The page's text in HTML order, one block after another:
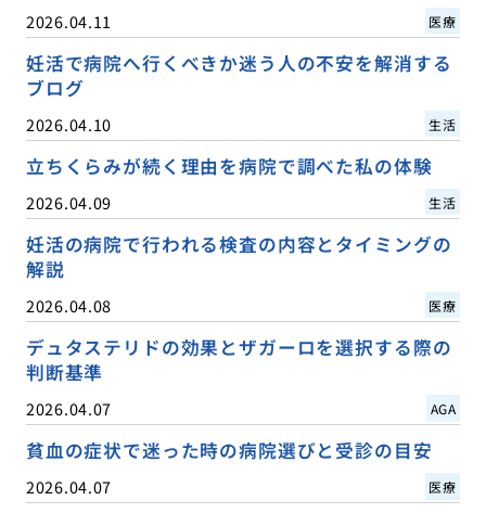
2026.04.11 医療
妊活で病院へ行くべきか迷う人の不安を解消する
ブログ
2026.04.10 生活
立ちくらみが続く理由を病院で調べた私の体験
2026.04.09 生活
妊活の病院で行われる検査の内容とタイミングの
解説
2026.04.08 医療
デュタステリドの効果とザガーロを選択する際の
判断基準
2026.04.07 AGA
貧血の症状で迷った時の病院選びと受診の目安
2026.04.07 医療